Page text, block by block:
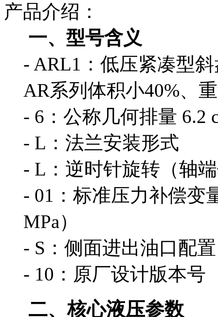
产品介绍：
一、型号含义
- ARL1：低压紧凑型
AR系列体积小40%、
- 6：公称几何排量 6.2
- L：法兰安装形式
- L：逆时针旋转（轴
- 01：标准压力补偿变
MPa）
- S：侧面进出油口配置
- 10：原厂设计版本号
二、核心液压参数